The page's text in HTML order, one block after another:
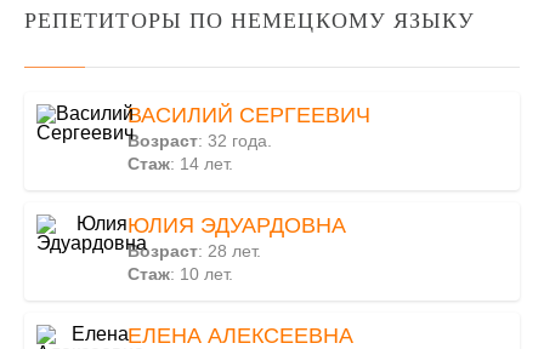
РЕПЕТИТОРЫ ПО НЕМЕЦКОМУ ЯЗЫКУ
ВАСИЛИЙ СЕРГЕЕВИЧ
Возраст: 32 года.
Стаж: 14 лет.
ЮЛИЯ ЭДУАРДОВНА
Возраст: 28 лет.
Стаж: 10 лет.
ЕЛЕНА АЛЕКСЕЕВНА